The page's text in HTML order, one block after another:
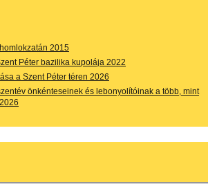
2015
Péter bazilika kupolája 2022
a Szent Péter téren 2026
önkénteseinek és lebonyolítóinak a több, mint